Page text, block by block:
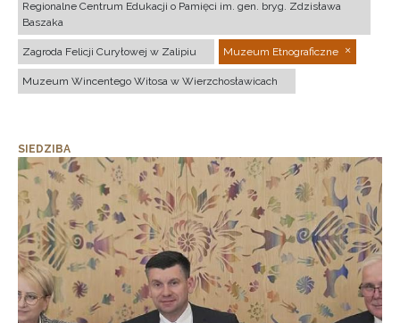
Regionalne Centrum Edukacji o Pamięci im. gen. bryg. Zdzisława
Baszaka
Zagroda Felicji Curyłowej w Zalipiu Muzeum Etnograficzne
Muzeum Wincentego Witosa w Wierzchosławicach
SIEDZIBA